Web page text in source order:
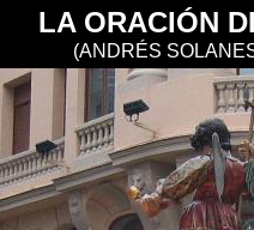
LA ORACIÓN
(ANDRÉS